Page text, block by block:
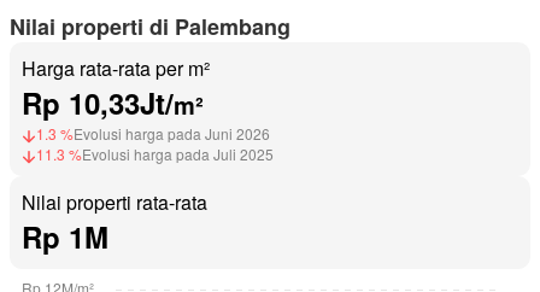
Nilai properti di Palembang
Harga rata-rata per m²
Rp 10,33Jt/m²
1.3 %Evolusi harga pada Juni 2026
11.3 %Evolusi harga pada Juli 2025
Nilai properti rata-rata
Rp 1M